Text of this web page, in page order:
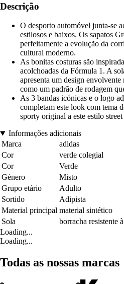
Descrição
O desporto automóvel junta-se
estilosos e baixos. Os sapatos
perfeitamente a evolução da
cultural moderno.
As bonitas costuras são
acolchoadas da Fórmula 1. A
apresenta um design envolvente
como um padrão de rodagem
As 3 bandas icónicas e o logo
completam este look com tema
sporty original a este estilo
Informações adicionais
Marca
adidas
Cor
verde colegial
Cor
Verde
Género
Misto
Grupo etário
Adulto
Sortido
Adipista
Material principal material sintético
Sola
borracha resistente
Loading...
Loading...
Todas as nossas marcas